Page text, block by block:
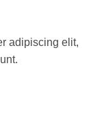
adipiscing elit,